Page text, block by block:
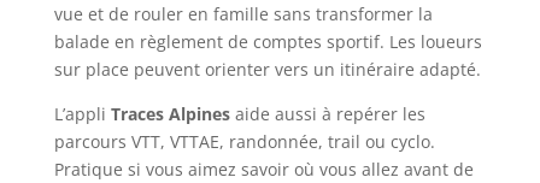
vue et de rouler en famille sans transformer la
balade en règlement de comptes sportif. Les loueurs
sur place peuvent orienter vers un itinéraire adapté.
L’appli Traces Alpinesaide aussi à repérer les
parcours VTT, VTTAE, randonnée, trail ou cyclo.
Pratique si vous aimez savoir où vous allez avant de